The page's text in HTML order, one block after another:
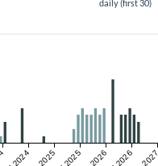
daily (first 30)